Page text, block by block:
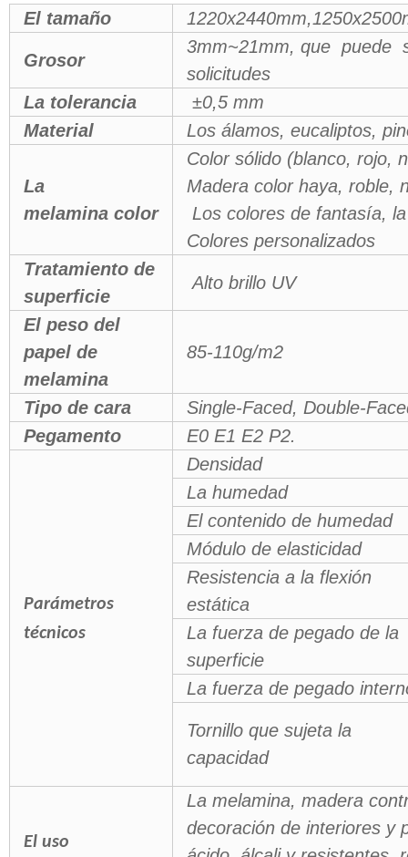
El tamaño
Grosor
3mm~21mm, que puede
solicitudes
La tolerancia
±0,5 mm
Material
Los álamos, eucaliptos,
La
melamina color
Color sólido (blanco, rojo,
Madera color haya, roble,
Los colores de fantasía,
Colores personalizados
Tratamiento de
superficie
Alto brillo UV
El peso del
papel de
melamina
85-110g/m2
Tipo de cara
Single-Faced, Double-
Pegamento
E0 E1 E2 P2.
Parámetros
técnicos
Densidad
La humedad
El contenido de humedad
Módulo de elasticidad
Resistencia a la flexión
estática
La fuerza de pegado de la
superficie
La fuerza de pegado
Tornillo que sujeta la
capacidad
El uso
La melamina, madera
decoración de interiores y